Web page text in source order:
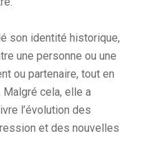
son identité historique,
une personne ou une
ou partenaire, tout en
Malgré cela, elle a
l’évolution des
et des nouvelles